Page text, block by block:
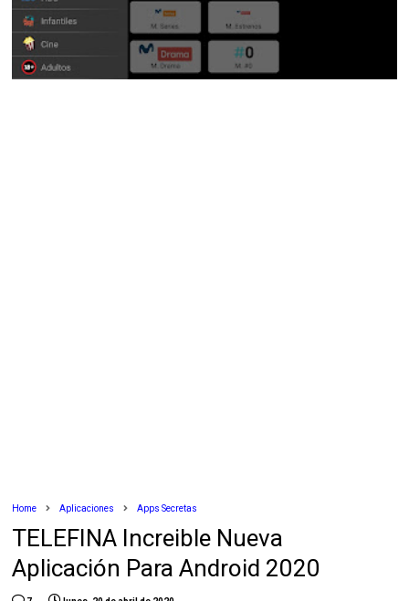
Home Aplicaciones Apps Secretas
TELEFINA Increible Nueva
Aplicación Para Android 2020